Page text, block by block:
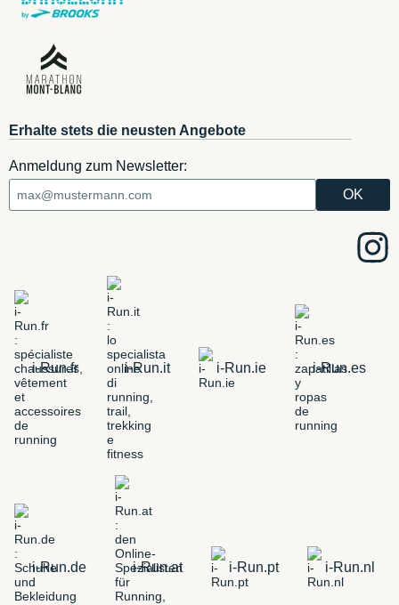
Erhalte stets die neusten Angebote
Anmeldung zum Newsletter:
i-Run.fr i-Run.it i-Run.ie i-Run.es
i-Run.de i-Run.at i-Run.pt i-Run.nl